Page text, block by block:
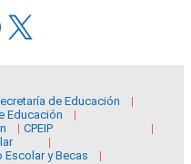
X
de Educación
Educación
CPEIP
Escolar y Becas